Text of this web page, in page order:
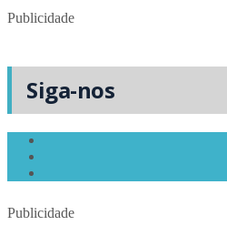
Publicidade
Siga-nos
Publicidade